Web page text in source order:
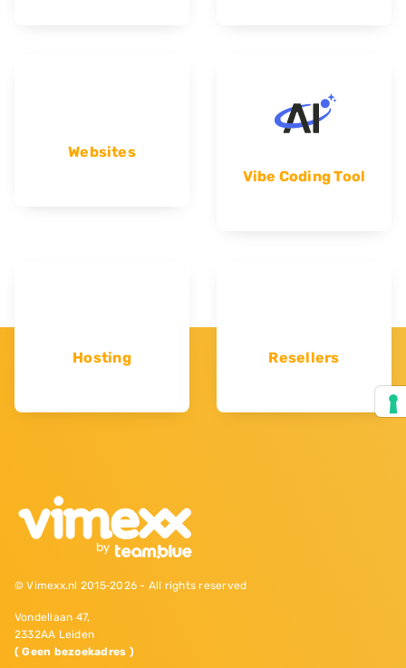
Websites
Vibe Coding Tool
Hosting Resellers
© Vimexx.nl 2015‐2026 - All rights reserved
Vondellaan 47,
2332AA Leiden
( Geen bezoekadres )